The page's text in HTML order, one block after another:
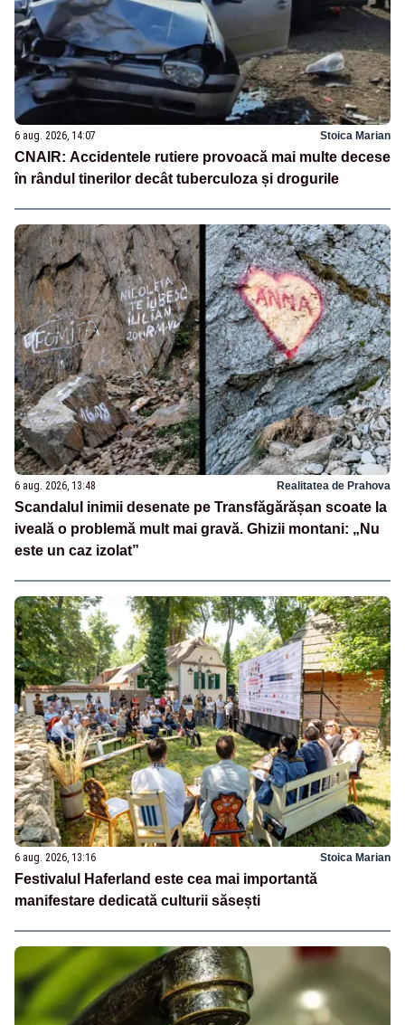
6 aug. 2026, 14:07 Stoica Marian
CNAIR: Accidentele rutiere provoacă mai multe decese
în rândul tinerilor decât tuberculoza și drogurile
6 aug. 2026, 13:48 Realitatea de Prahova
Scandalul inimii desenate pe Transfăgărășan scoate la
iveală o problemă mult mai gravă. Ghizii montani: „Nu
este un caz izolat”
6 aug. 2026, 13:16 Stoica Marian
Festivalul Haferland este cea mai importantă
manifestare dedicată culturii săsești